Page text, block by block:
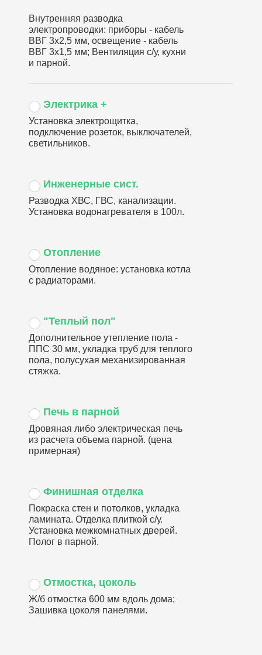
Внутренняя разводка
электропроводки: приборы - кабель
ВВГ 3х2,5 мм, освещение - кабель
ВВГ 3х1,5 мм; Вентиляция с/у, кухни
и парной.
Электрика +
Установка электрощитка,
подключение розеток, выключателей,
светильников.
Инженерные сист.
Разводка ХВС, ГВС, канализации.
Установка водонагревателя в 100л.
Отопление
Отопление водяное: установка котла
с радиаторами.
"Теплый пол"
Дополнительное утепление пола -
ППС 30 мм, укладка труб для теплого
пола, полусухая механизированная
стяжка.
Печь в парной
Дровяная либо электрическая печь
из расчета объема парной. (цена
примерная)
Финишная отделка
Покраска стен и потолков, укладка
ламината. Отделка плиткой с/у.
Установка межкомнатных дверей.
Полог в парной.
Отмостка, цоколь
Ж/б отмостка 600 мм вдоль дома;
Зашивка цоколя панелями.